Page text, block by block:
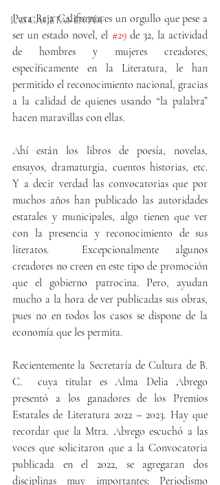
LAS GACETAS EN PDF
Para Baja California es un orgullo que pese a
ser un estado novel, el #29 de 32, la actividad
de hombres y mujeres creadores,
específicamente en la Literatura, le han
permitido el reconocimiento nacional, gracias
a la calidad de quienes usando “la palabra”
hacen maravillas con ellas.
Ahí están los libros de poesía, novelas,
ensayos, dramaturgia, cuentos historias, etc.
Y a decir verdad las convocatorias que por
muchos años han publicado las autoridades
estatales y municipales, algo tienen que ver
con la presencia y reconocimiento de sus
literatos.  Excepcionalmente algunos
creadores no creen en este tipo de promoción
que el gobierno patrocina. Pero, ayudan
mucho a la hora de ver publicadas sus obras,
pues no en todos los casos se dispone de la
economía que les permita.
Recientemente la Secretaría de Cultura de B.
C.  cuya titular es Alma Delia Abrego
presentó a los ganadores de los Premios
Estatales de Literatura 2022 – 2023. Hay que
recordar que la Mtra. Abrego escuchó a las
voces que solicitaron que a la Convocatoria
publicada en el 2022, se agregaran dos
disciplinas muy importantes: Periodismo